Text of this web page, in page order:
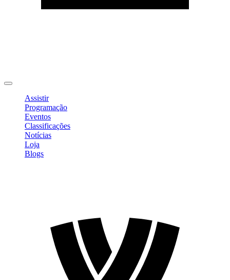
Assistir
Programação
Eventos
Classificações
Notícias
Loja
Blogs